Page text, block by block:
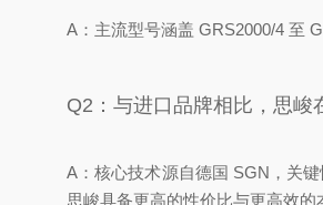
A：主流型号涵盖 GRS2000/4 至
Q2：与进口品牌相比，思峻
A：核心技术源自德国 SGN，关
思峻具备更高的性价比与更高效的